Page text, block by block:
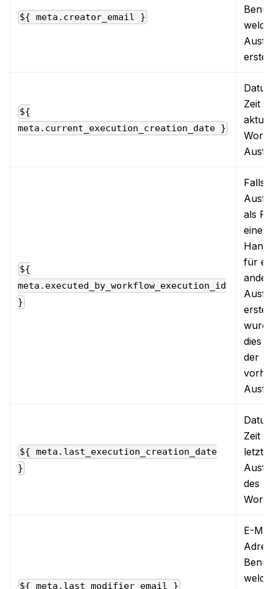
${ meta.creator_email }
${
meta.current_execution_creation_date }
Zeit
${
meta.executed_by_workflow_execution_id
}
Falls
als
eines
für
dies
der
${ meta.last_execution_creation_date
}
Zeit
des
${ meta.last_modifier_email }
E-